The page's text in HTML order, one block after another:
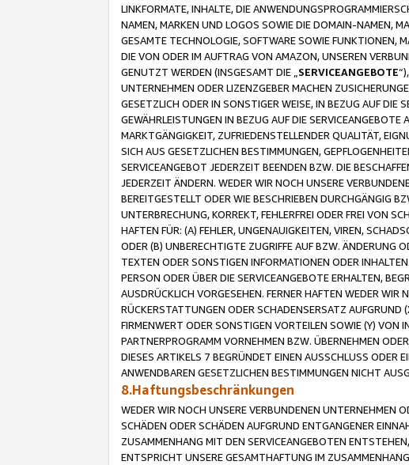
LINKFORMATE, INHALTE, DIE
NAMEN, MARKEN UND LOGOS SOWIE DIE DOMAIN-NAMEN,
GESAMTE TECHNOLOGIE, SOFTWARE SOWIE FUNKTIONEN,
DIE VON ODER IM AUFTRAG VON AMAZON, UNSEREN
GENUTZT WERDEN (INSGESAMT DIE „ SERVICEANGEBOTE
UNTERNEHMEN ODER LIZENZGEBER MACHEN
GESETZLICH ODER IN SONSTIGER WEISE, IN BEZUG AUF DIE
GEWÄHRLEISTUNGEN IN BEZUG AUF DIE
MARKTGÄNGIGKEIT, ZUFRIEDENSTELLENDER QUALITÄT,
SICH AUS GESETZLICHEN BESTIMMUNGEN,
SERVICEANGEBOT JEDERZEIT BEENDEN BZW. DIE
JEDERZEIT ÄNDERN. WEDER WIR NOCH UNSERE
BEREITGESTELLT ODER WIE BESCHRIEBEN DURCHGÄNGIG
UNTERBRECHUNG, KORREKT, FEHLERFREI ODER FREI VON
HAFTEN FÜR: (A) FEHLER, UNGENAUIGKEITEN, VIREN,
ODER (B) UNBERECHTIGTE ZUGRIFFE AUF BZW. ÄNDERUNG
TEXTEN ODER SONSTIGEN INFORMATIONEN ODER
PERSON ODER ÜBER DIE SERVICEANGEBOTE ERHALTEN,
AUSDRÜCKLICH VORGESEHEN. FERNER HAFTEN WEDER
RÜCKERSTATTUNGEN ODER SCHADENSERSATZ
FIRMENWERT ODER SONSTIGEN VORTEILEN SOWIE (Y) VON
PARTNERPROGRAMM VORNEHMEN BZW. ÜBERNEHMEN
DIESES ARTIKELS 7 BEGRÜNDET EINEN AUSSCHLUSS ODER
ANWENDBAREN GESETZLICHEN BESTIMMUNGEN NICHT
8.Haftungsbeschränkungen
WEDER WIR NOCH UNSERE VERBUNDENEN UNTERNEHMEN
SCHÄDEN ODER SCHÄDEN AUFGRUND ENTGANGENER
ZUSAMMENHANG MIT DEN SERVICEANGEBOTEN
ENTSPRICHT UNSERE GESAMTHAFTUNG IM